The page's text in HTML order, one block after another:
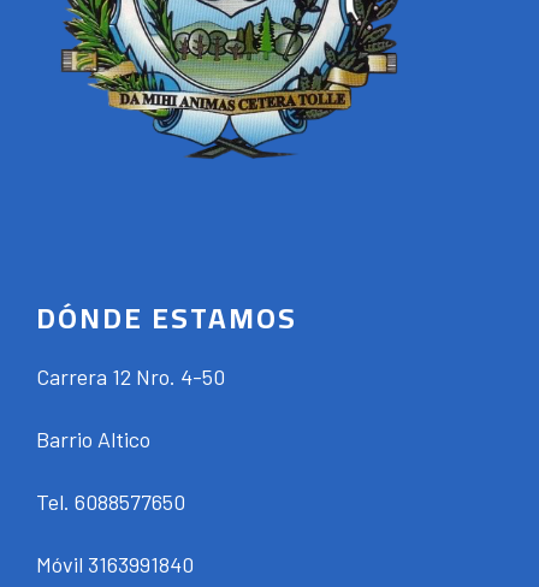
DÓNDE ESTAMOS
Carrera 12 Nro. 4-50
Barrio Altico
Tel. 6088577650
Móvil 3163991840